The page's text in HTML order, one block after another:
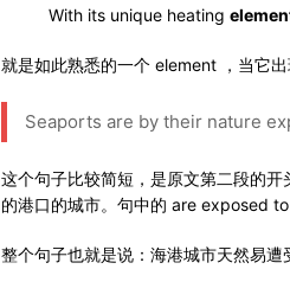
With its unique heating
就是如此熟悉的一个 element ，当它
Seaports are by their nature
这个句子比较简短，是原文第二段的
的港口的城市。句中的 are exposed to
整个句子也就是说：海港城市天然易